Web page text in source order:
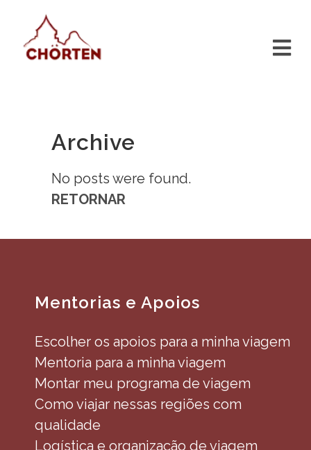
Archive
No posts were found.
RETORNAR
Mentorias e Apoios
Escolher os apoios para a minha viagem
Mentoria para a minha viagem
Montar meu programa de viagem
Como viajar nessas regiões com
qualidade
Logística e organização de viagem